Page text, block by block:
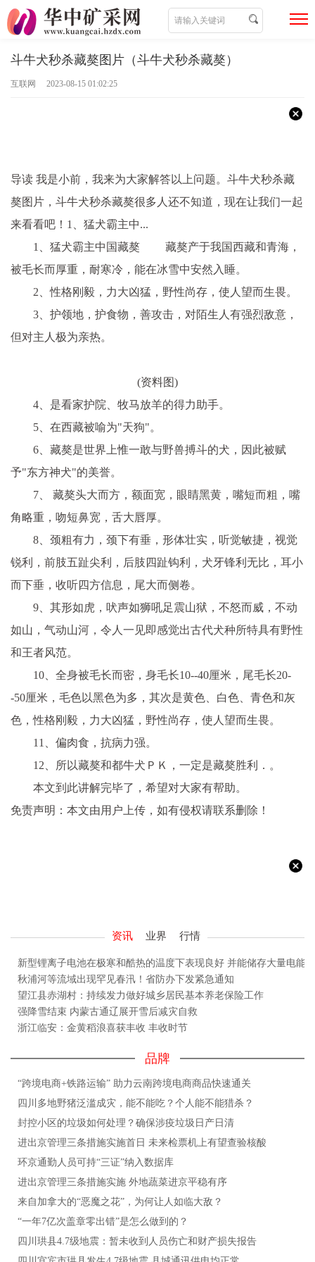
斗牛犬秒杀藏獒图片（斗牛犬秒杀藏獒）
互联网 2023-08-15 01:02:25
导读 我是小前，我来为大家解答以上问题。斗牛犬秒杀藏
獒图片，斗牛犬秒杀藏獒很多人还不知道，现在让我们一起
来看看吧！1、猛犬霸主中...
1、猛犬霸主中国藏獒 藏獒产于我国西藏和青海，
被毛长而厚重，耐寒冷，能在冰雪中安然入睡。
2、性格刚毅，力大凶猛，野性尚存，使人望而生畏。
3、护领地，护食物，善攻击，对陌生人有强烈敌意，
但对主人极为亲热。
(资料图)
4、是看家护院、牧马放羊的得力助手。
5、在西藏被喻为"天狗"。
6、藏獒是世界上惟一敢与野兽搏斗的犬，因此被赋
予"东方神犬"的美誉。
7、 藏獒头大而方，额面宽，眼睛黑黄，嘴短而粗，嘴
角略重，吻短鼻宽，舌大唇厚。
8、颈粗有力，颈下有垂，形体壮实，听觉敏捷，视觉
锐利，前肢五趾尖利，后肢四趾钩利，犬牙锋利无比，耳小
而下垂，收听四方信息，尾大而侧卷。
9、其形如虎，吠声如狮吼足震山狱，不怒而威，不动
如山，气动山河，令人一见即感觉出古代犬种所特具有野性
和王者风范。
10、全身被毛长而密，身毛长10--40厘米，尾毛长20-
-50厘米，毛色以黑色为多，其次是黄色、白色、青色和灰
色，性格刚毅，力大凶猛，野性尚存，使人望而生畏。
11、偏肉食，抗病力强。
12、所以藏獒和都牛犬ＰＫ，一定是藏獒胜利．。
本文到此讲解完毕了，希望对大家有帮助。
免责声明：本文由用户上传，如有侵权请联系删除！
资讯 业界 行情
新型锂离子电池在极寒和酷热的温度下表现良好 并能储存大量电能
秋浦河等流域出现罕见春汛！省防办下发紧急通知
望江县赤湖村：持续发力做好城乡居民基本养老保险工作
强降雪结束 内蒙古通辽展开雪后减灾自救
浙江临安：金黄稻浪喜获丰收 丰收时节
品牌
“跨境电商+铁路运输” 助力云南跨境电商商品快速通关
四川多地野猪泛滥成灾，能不能吃？个人能不能猎杀？
封控小区的垃圾如何处理？确保涉疫垃圾日产日清
进出京管理三条措施实施首日 未来检票机上有望查验核酸
环京通勤人员可持“三证”纳入数据库
进出京管理三条措施实施 外地蔬菜进京平稳有序
来自加拿大的“恶魔之花”，为何让人如临大敌？
“一年7亿次盖章零出错”是怎么做到的？
四川珙县4.7级地震：暂未收到人员伤亡和财产损失报告